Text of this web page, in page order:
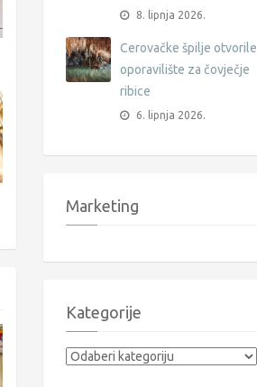
8. lipnja 2026.
Cerovačke špilje otvorile
oporavilište za čovječje
ribice
6. lipnja 2026.
Marketing
Kategorije
Kategorije